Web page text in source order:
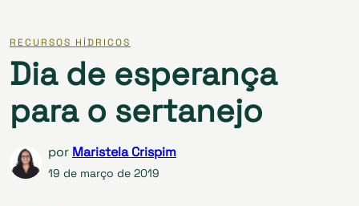
RECURSOS HÍDRICOS
Dia de esperança
para o sertanejo
por Maristela Crispim
19 de março de 2019